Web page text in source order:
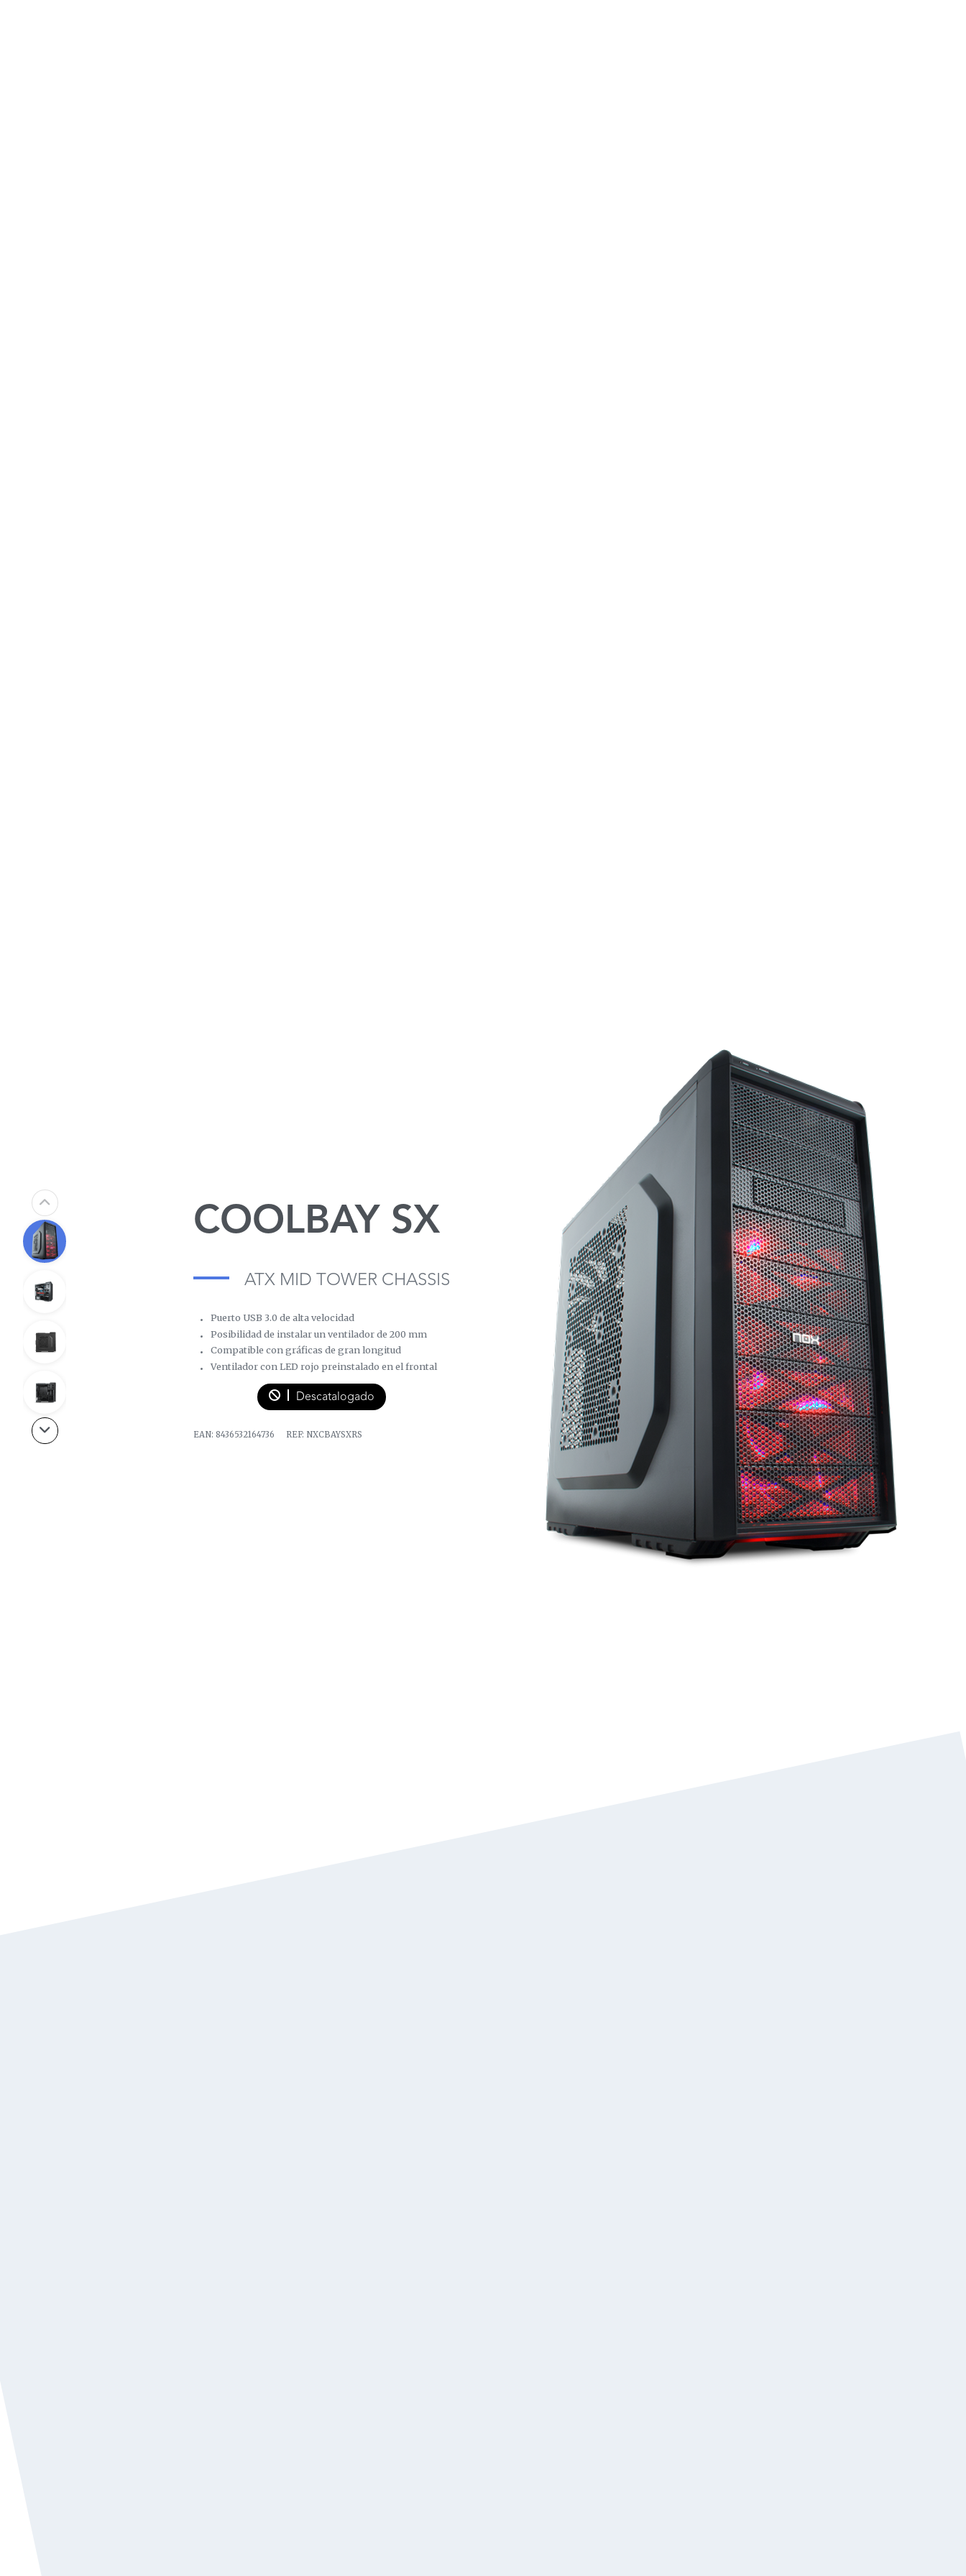
COOLBAY SX
ATX MID TOWER CHASSIS
Puerto USB 3.0 de alta velocidad
Posibilidad de instalar un ventilador de 200 mm
Compatible con gráficas de gran longitud
Ventilador con LED rojo preinstalado en el frontal
Descatalogado
EAN: 8436532164736 REF: NXCBAYSXRS